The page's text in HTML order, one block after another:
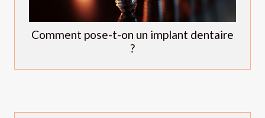
Comment pose-t-on un implant dentaire
?